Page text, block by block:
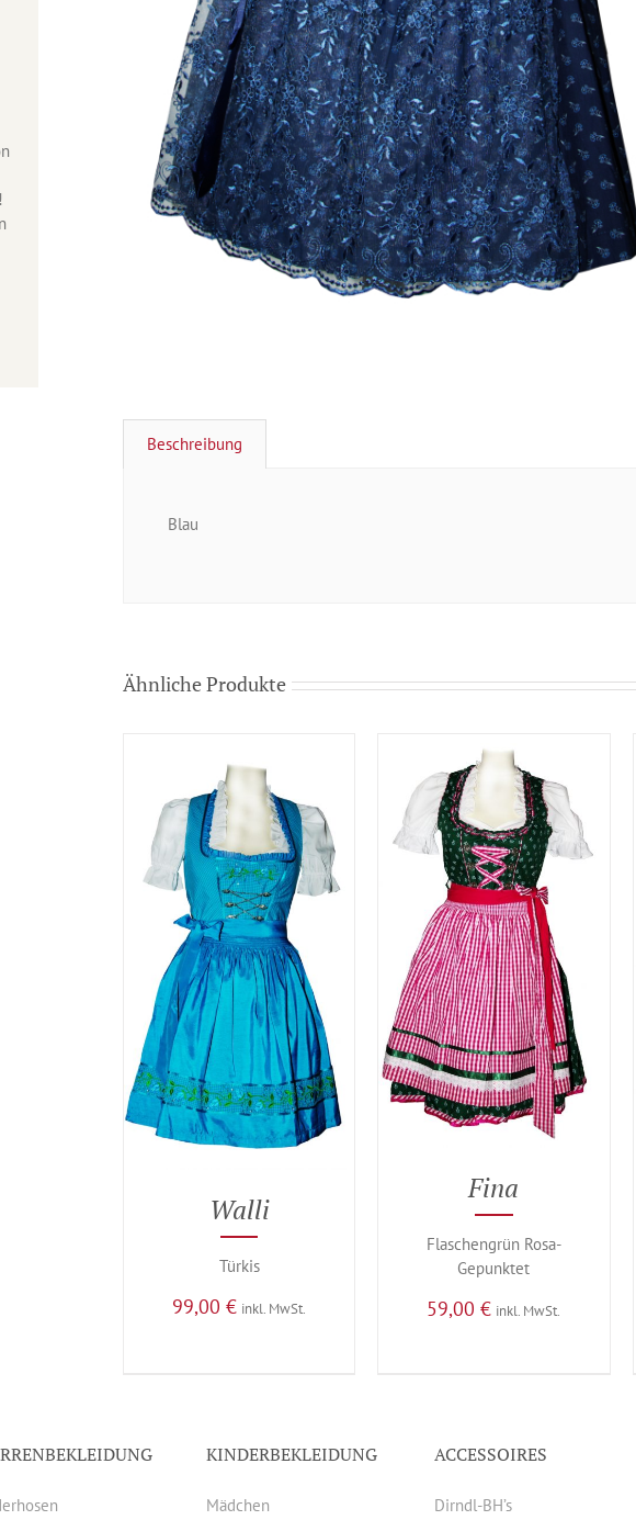
Beschreibung
Blau
Ähnliche Produkte
Walli
Türkis
99,00€ inkl. MwSt.
Fina
Flaschengrün Rosa-
Gepunktet
59,00€ inkl. MwSt.
KINDERBEKLEIDUNG
Mädchen
ACCESSOIRES
Dirndl-BH’s